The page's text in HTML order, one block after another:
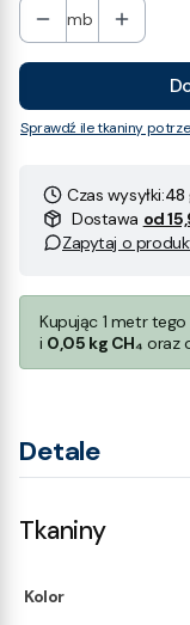
mb
Sprawdź ile tkaniny
Czas wysyłki:48
Dostawa od
Zapytaj o
Kupując 1 metr
i 0,05 kg CH₄ oraz
Detale
Tkaniny
Kolor